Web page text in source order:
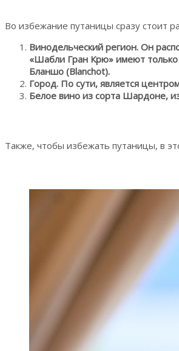
Во избежание путаницы сразу стоит
Винодельческий регион. Он
«Шабли Гран Крю» имеют только
Бланшо (Blanchot).
Город. По сути, является
Белое вино из сорта Шардоне,
Также, чтобы избежать путаницы, в